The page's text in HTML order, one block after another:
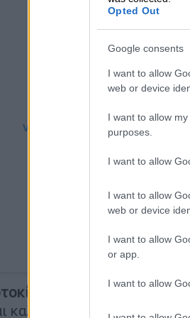
Opted Out
Google consents
I want to allow
web or device
I want to allow
purposes.
I want to allow
I want to allow
web or device
I want to allow
or app.
I want to allow
View this post on Instagram
της γυναίκας μου
καλά, ο αδερφός μου είναι